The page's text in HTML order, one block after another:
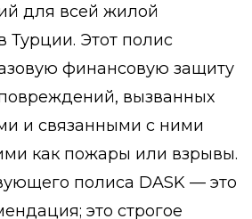
для всей жилой
Турции. Этот полис
финансовую защиту
вызванных
и связанными с ними
как пожары или взрывы.
полиса DASK — это
это строгое